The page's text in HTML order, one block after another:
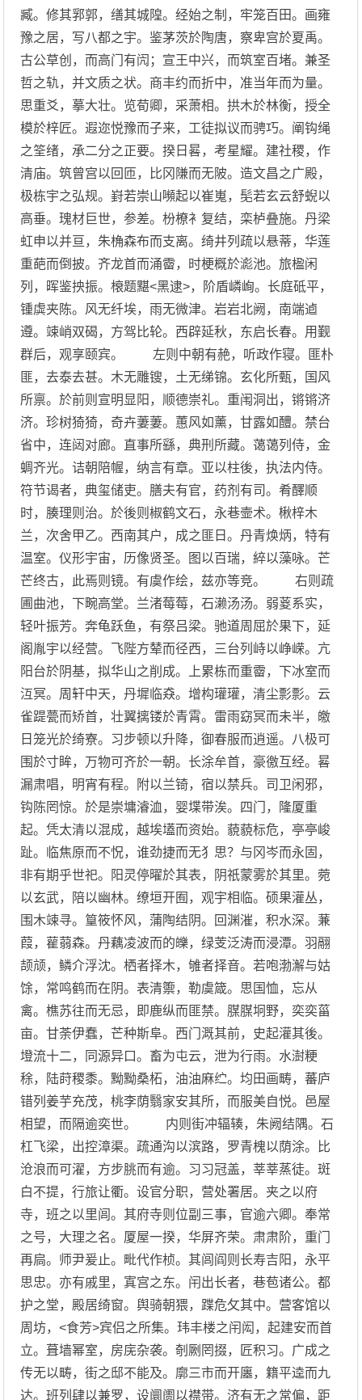
臧。修其郛郭，缮其城隍。经始之制，牢笼百田。画雍
豫之居，写八都之宇。鉴茅茨於陶唐，察卑宫於夏禹。
古公草创，而高门有闶；宣王中兴，而筑室百堵。兼圣
哲之轨，并文质之状。商丰约而折中，准当年而为量。
思重爻，摹大壮。览荀卿，采萧相。拱木於林衡，授全
模於梓匠。遐迩悦豫而子来，工徒拟议而骋巧。阐钩绳
之筌绪，承二分之正要。揆日晷，考星耀。建社稷，作
清庙。筑曾宫以回匝，比冈隒而无陂。造文昌之广殿，
极栋宇之弘规。崶若崇山嚬起以崔嵬，髧若玄云舒蜺以
高垂。瑰材巨世，参差。枌橑衤复结，栾栌叠施。丹梁
虹申以并亘，朱桷森布而支离。绮井列疏以悬蒂，华莲
重葩而倒披。齐龙首而涌霤，时梗概於滮池。旅楹闲
列，晖鉴抰振。榱题黮<黑逮>，阶盾嶙峋。长庭砥平，
锺虡夹陈。风无纤埃，雨无微津。岩岩北阙，南端逌
遵。竦峭双碣，方驾比轮。西辟延秋，东启长春。用觐
群后，观享颐宾。 左则中朝有赩，听政作寝。匪朴
匪，去泰去甚。木无雕锼，土无绨锦。玄化所甄，国风
所禀。於前则宣明显阳，顺德崇礼。重闱洞出，锵锵济
济。珍树猗猗，奇卉萋萋。蕙风如薰，甘露如醴。禁台
省中，连闼对廊。直事所繇，典刑所藏。蔼蔼列侍，金
蜩齐光。诘朝陪幄，纳言有章。亚以柱後，执法内侍。
符节谒者，典玺储吏。膳夫有官，药剂有司。肴醳顺
时，腠理则治。於後则椒鹤文石，永巷壸术。楸梓木
兰，次舍甲乙。西南其户，成之匪日。丹青焕炳，特有
温室。仪形宇宙，历像贤圣。图以百瑞，綷以藻咏。芒
芒终古，此焉则镜。有虞作绘，兹亦等竞。 右则疏
圃曲池，下畹高堂。兰渚莓莓，石濑汤汤。弱葼系实，
轻叶振芳。奔龟跃鱼，有祭吕梁。驰道周屈於果下，延
阁胤宇以经营。飞陛方辇而径西，三台列峙以峥嵘。亢
阳台於阴基，拟华山之削成。上累栋而重霤，下冰室而
沍冥。周轩中天，丹墀临猋。增构瓘瓘，清尘彯彯。云
雀踶甍而矫首，壮翼摛镂於青霄。雷雨窈冥而未半，皦
日笼光於绮寮。习步顿以升降，御春服而逍遥。八极可
围於寸眸，万物可齐於一朝。长涂牟首，豪徼互经。晷
漏肃唱，明宵有程。附以兰锜，宿以禁兵。司卫闲邪，
钩陈罔惊。於是崇墉濬洫，婴堞带涘。四门，隆厦重
起。凭太清以混成，越埃壒而资始。藐藐标危，亭亭峻
趾。临焦原而不怳，谁劲捷而无犭思？与冈岑而永固，
非有期乎世祀。阳灵停曜於其表，阴祇蒙雾於其里。菀
以玄武，陪以幽林。缭垣开囿，观宇相临。硕果灌丛，
围木竦寻。篁筱怀风，蒲陶结阴。回渊漼，积水深。蒹
葭，雚蒻森。丹藕凌波而的皪，绿芰泛涛而浸潭。羽翮
颉颃，鳞介浮沈。栖者择木，雊者择音。若咆渤澥与姑
馀，常鸣鹤而在阴。表清籞，勒虞箴。思国恤，忘从
禽。樵苏往而无忌，即鹿纵而匪禁。腜腜坰野，奕奕菑
亩。甘荼伊蠢，芒种斯阜。西门溉其前，史起灌其後。
墱流十二，同源异口。畜为屯云，泄为行雨。水澍粳
稌，陆莳稷黍。黝黝桑柘，油油麻纻。均田画畴，蕃庐
错列姜芋充茂，桃李荫翳家安其所，而服美自悦。邑屋
相望，而隔逾奕世。 内则街冲辐辏，朱阙结隅。石
杠飞梁，出控漳渠。疏通沟以滨路，罗青槐以荫涂。比
沧浪而可濯，方步朓而有逾。习习冠盖，莘莘蒸徒。斑
白不提，行旅让衢。设官分职，营处署居。夹之以府
寺，班之以里闾。其府寺则位副三事，官逾六卿。奉常
之号，大理之名。厦屋一揆，华屏齐荣。肃肃阶，重门
再扃。师尹爰止。毗代作桢。其闾阎则长寿吉阳，永平
思忠。亦有戚里，寘宫之东。闬出长者，巷苞诸公。都
护之堂，殿居绮窗。舆骑朝猥，蹀危攵其中。营客馆以
周坊，<食芳>宾侣之所集。玮丰楼之闬闳，起建安而首
立。葺墙幂室，房庑杂袭。剞劂罔掇，匠积习。广成之
传无以畴，街之邸不能及。廓三市而开廛，籍平逵而九
达。班列肆以兼罗，设阛阓以襟带。济有无之常偏，距